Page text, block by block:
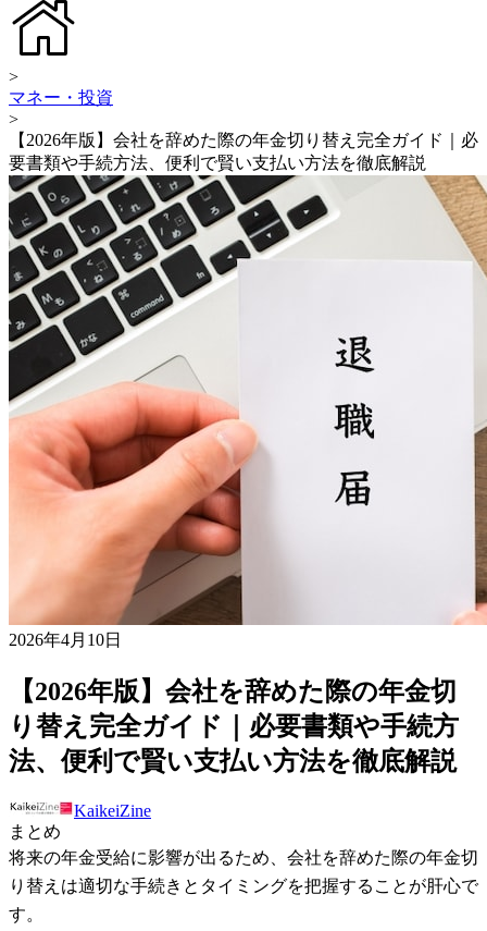
>
マネー・投資
>
【2026年版】会社を辞めた際の年金切り替え完全ガイド｜必
要書類や手続方法、便利で賢い支払い方法を徹底解説
2026年4月10日
【2026年版】会社を辞めた際の年金切
り替え完全ガイド｜必要書類や手続方
法、便利で賢い支払い方法を徹底解説
KaikeiZine
まとめ
将来の年金受給に影響が出るため、会社を辞めた際の年金切
り替えは適切な手続きとタイミングを把握することが肝心で
す。